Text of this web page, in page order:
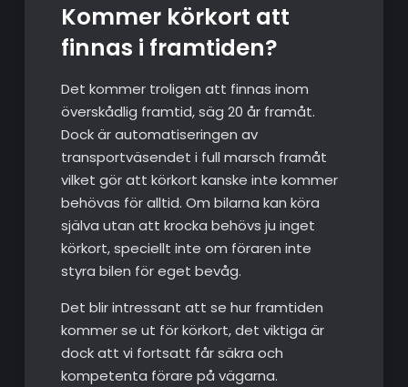
Kommer körkort att
finnas i framtiden?
Det kommer troligen att finnas inom
överskådlig framtid, säg 20 år framåt.
Dock är automatiseringen av
transportväsendet i full marsch framåt
vilket gör att körkort kanske inte kommer
behövas för alltid. Om bilarna kan köra
själva utan att krocka behövs ju inget
körkort, speciellt inte om föraren inte
styra bilen för eget bevåg.
Det blir intressant att se hur framtiden
kommer se ut för körkort, det viktiga är
dock att vi fortsatt får säkra och
kompetenta förare på vägarna.